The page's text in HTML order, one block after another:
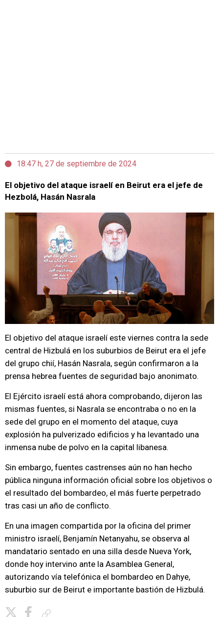
18:47 h, 27 de septiembre de 2024
El objetivo del ataque israelí en Beirut era el jefe de
Hezbolá, Hasán Nasrala
El objetivo del ataque israelí este viernes contra la sede
central de Hizbulá en los suburbios de Beirut era el jefe
del grupo chií, Hasán Nasrala, según confirmaron a la
prensa hebrea fuentes de seguridad bajo anonimato.
El Ejército israelí está ahora comprobando, dijeron las
mismas fuentes, si Nasrala se encontraba o no en la
sede del grupo en el momento del ataque, cuya
explosión ha pulverizado edificios y ha levantado una
inmensa nube de polvo en la capital libanesa.
Sin embargo, fuentes castrenses aún no han hecho
pública ninguna información oficial sobre los objetivos o
el resultado del bombardeo, el más fuerte perpetrado
tras casi un año de conflicto.
En una imagen compartida por la oficina del primer
ministro israelí, Benjamín Netanyahu, se observa al
mandatario sentado en una silla desde Nueva York,
donde hoy intervino ante la Asamblea General,
autorizando vía telefónica el bombardeo en Dahye,
suburbio sur de Beirut e importante bastión de Hizbulá.